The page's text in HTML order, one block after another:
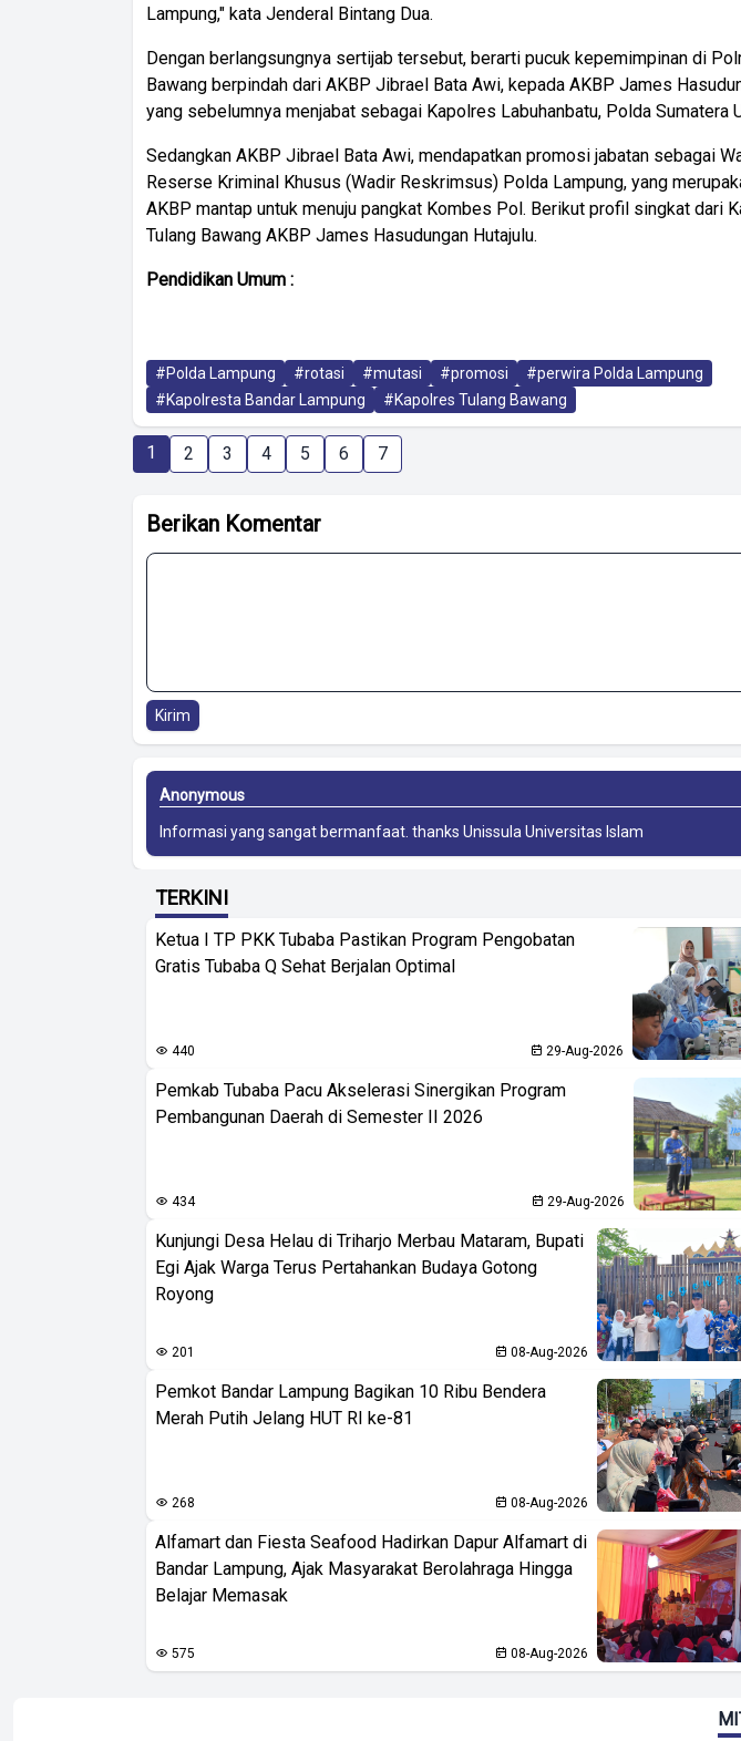
Lampung," kata Jenderal Bintang Dua.
Dengan berlangsungnya sertijab tersebut, berarti pucuk kepemimpinan di
Bawang berpindah dari AKBP Jibrael Bata Awi, kepada AKBP James
yang sebelumnya menjabat sebagai Kapolres Labuhanbatu, Polda Sumatera
Sedangkan AKBP Jibrael Bata Awi, mendapatkan promosi jabatan sebagai
Reserse Kriminal Khusus (Wadir Reskrimsus) Polda Lampung, yang
AKBP mantap untuk menuju pangkat Kombes Pol. Berikut profil singkat dari
Tulang Bawang AKBP James Hasudungan Hutajulu.
Pendidikan Umum :
#Polda Lampung #rotasi #mutasi #promosi
#perwira Polda Lampung
#Kapolresta Bandar Lampung
#Kapolres Tulang Bawang
1 2 3 4 5 6 7
Berikan Komentar
Kirim
Anonymous
Informasi yang sangat bermanfaat. thanks Unissula Universitas Islam
TERKINI
Ketua I TP PKK Tubaba Pastikan Program Pengobatan
Gratis Tubaba Q Sehat Berjalan Optimal
440 29-Aug-2026
Pemkab Tubaba Pacu Akselerasi Sinergikan Program
Pembangunan Daerah di Semester II 2026
434 29-Aug-2026
Kunjungi Desa Helau di Triharjo Merbau Mataram, Bupati
Egi Ajak Warga Terus Pertahankan Budaya Gotong
Royong
201 08-Aug-2026
Pemkot Bandar Lampung Bagikan 10 Ribu Bendera
Merah Putih Jelang HUT RI ke-81
268 08-Aug-2026
Alfamart dan Fiesta Seafood Hadirkan Dapur Alfamart di
Bandar Lampung, Ajak Masyarakat Berolahraga Hingga
Belajar Memasak
575 08-Aug-2026